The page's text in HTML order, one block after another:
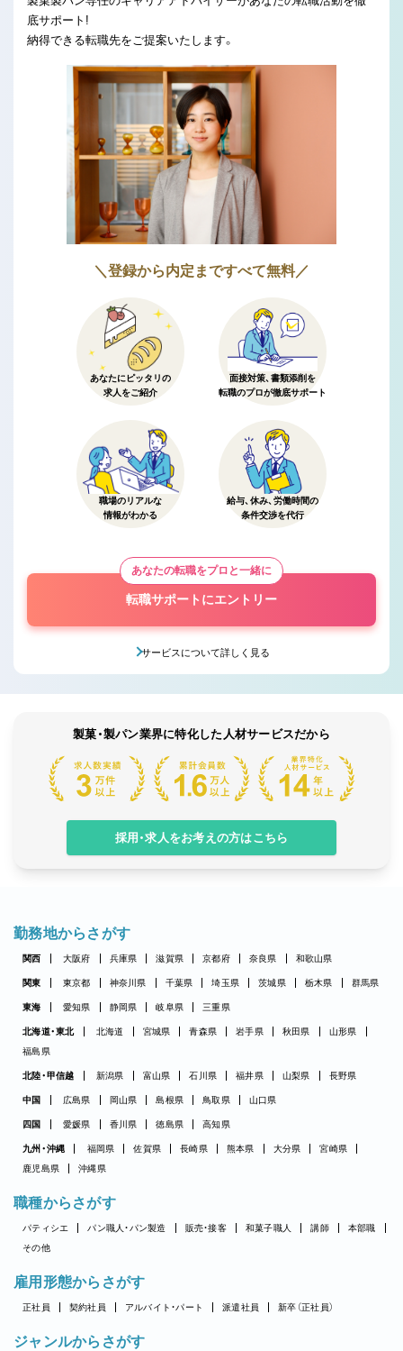
底サポート!
納得できる転職先をご提案いたします。
＼登録から内定まですべて無料／
あなたにピッタリの
求人をご紹介
面接対策、書類添削を
転職のプロが徹底サポート
職場のリアルな
情報がわかる
給与、休み、労働時間の
条件交渉を代行
あなたの転職をプロと一緒に
転職サポートにエントリー
サービスについて詳しく見る
製菓・製パン業界に特化した人材サービスだから
採用・求人をお考えの方はこちら
勤務地からさがす
関西 大阪府 兵庫県 滋賀県 京都府 奈良県 和歌山県
関東 東京都 神奈川県 千葉県 埼玉県 茨城県 栃木県 群馬県
東海 愛知県 静岡県 岐阜県 三重県
北海道・東北 北海道 宮城県 青森県 岩手県 秋田県
山形県
福島県
北陸・甲信越 新潟県 富山県 石川県 福井県 山梨県 長野県
中国 広島県 岡山県 島根県 鳥取県 山口県
四国 愛媛県 香川県 徳島県 高知県
九州・沖縄 福岡県 佐賀県 長崎県 熊本県 大分県
宮崎県
鹿児島県
沖縄県
職種からさがす
パティシエ パン職人・パン製造 販売・接客 和菓子職人 講師
本部職
その他
雇用形態からさがす
正社員 契約社員 アルバイト・パート 派遣社員 新卒（正社員）
ジャンルからさがす